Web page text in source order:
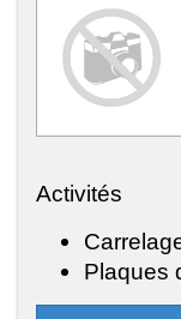
Activités
Plaques